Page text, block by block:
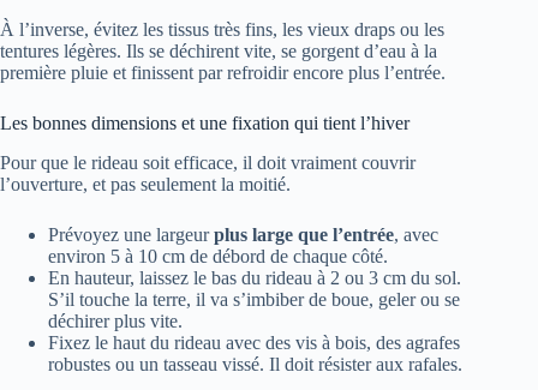
À l’inverse, évitez les tissus très fins, les vieux draps ou les
tentures légères. Ils se déchirent vite, se gorgent d’eau à la
première pluie et finissent par refroidir encore plus l’entrée.
Les bonnes dimensions et une fixation qui tient l’hiver
Pour que le rideau soit efficace, il doit vraiment couvrir
l’ouverture, et pas seulement la moitié.
Prévoyez une largeurplus large que l’entrée, avec
environ 5 à 10 cm de débord de chaque côté.
En hauteur, laissez le bas du rideau à 2 ou 3 cm du sol.
S’il touche la terre, il va s’imbiber de boue, geler ou se
déchirer plus vite.
Fixez le haut du rideau avec des vis à bois, des agrafes
robustes ou un tasseau vissé. Il doit résister aux rafales.